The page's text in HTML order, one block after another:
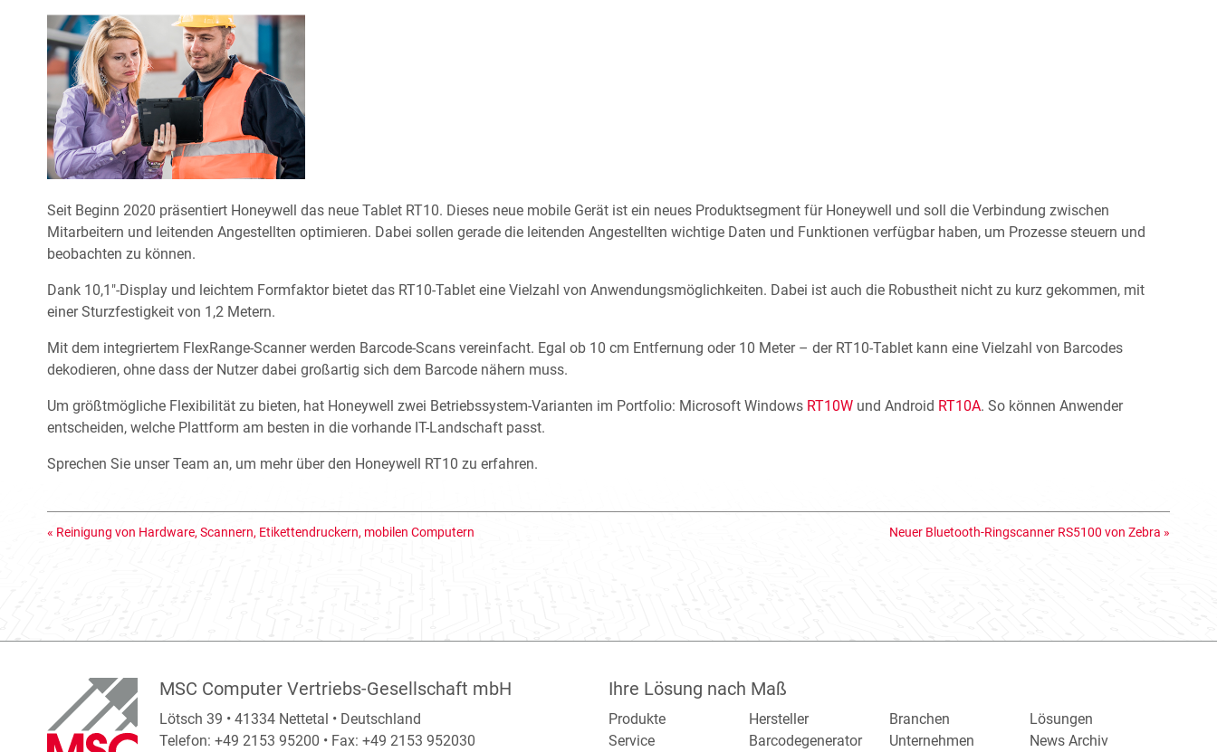
Seit Beginn 2020 präsentiert Honeywell das neue Tablet RT10. Dieses neue mobile Gerät ist ein neues Produktsegment für Honeywell und soll die Verbindung zwischen
Mitarbeitern und leitenden Angestellten optimieren. Dabei sollen gerade die leitenden Angestellten wichtige Daten und Funktionen verfügbar haben, um Prozesse steuern und
beobachten zu können.
Dank 10,1″-Display und leichtem Formfaktor bietet das RT10-Tablet eine Vielzahl von Anwendungsmöglichkeiten. Dabei ist auch die Robustheit nicht zu kurz gekommen, mit
einer Sturzfestigkeit von 1,2 Metern.
Mit dem integriertem FlexRange-Scanner werden Barcode-Scans vereinfacht. Egal ob 10 cm Entfernung oder 10 Meter – der RT10-Tablet kann eine Vielzahl von Barcodes
dekodieren, ohne dass der Nutzer dabei großartig sich dem Barcode nähern muss.
Um größtmögliche Flexibilität zu bieten, hat Honeywell zwei Betriebssystem-Varianten im Portfolio: Microsoft Windows RT10W und Android RT10A. So können Anwender
entscheiden, welche Plattform am besten in die vorhande IT-Landschaft passt.
Sprechen Sie unser Team an, um mehr über den Honeywell RT10 zu erfahren.
« Reinigung von Hardware, Scannern, Etikettendruckern, mobilen Computern Neuer Bluetooth-Ringscanner RS5100 von Zebra »
MSC Computer Vertriebs-Gesellschaft mbH
Lötsch 39 • 41334 Nettetal • Deutschland
Telefon: +49 2153 95200 • Fax: +49 2153 952030
Ihre Lösung nach Maß
Produkte Hersteller Branchen
Lösungen
Service
Barcodegenerator Unternehmen News Archiv